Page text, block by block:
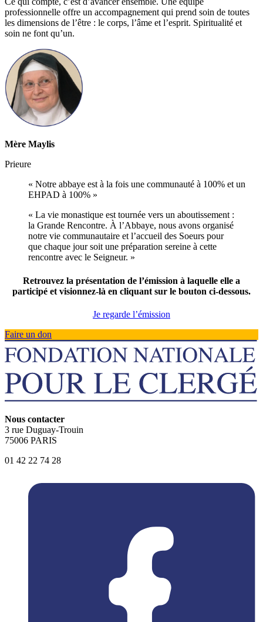
professionnelle offre un accompagnement qui prend soin de toutes
les dimensions de l’être : le corps, l’âme et l’esprit. Spiritualité et
soin ne font qu’un.
Mère Maylis
Prieure
« Notre abbaye est à la fois une communauté à 100% et un
EHPAD à 100% »
« La vie monastique est tournée vers un aboutissement :
la Grande Rencontre. À l’Abbaye, nous avons organisé
notre vie communautaire et l’accueil des Soeurs pour
que chaque jour soit une préparation sereine à cette
rencontre avec le Seigneur. »
Retrouvez la présentation de l’émission à laquelle elle a
participé et visionnez-là en cliquant sur le bouton ci-dessous.
Je regarde l’émission
Faire un don
Nous contacter
3 rue Duguay-Trouin
75006 PARIS
01 42 22 74 28